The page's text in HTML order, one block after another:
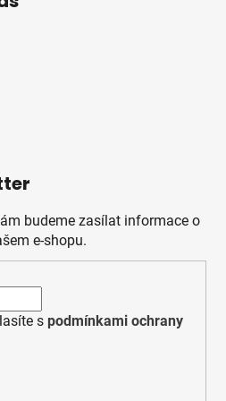
budeme zasílat informace o
e-shopu.
s podmínkami ochrany